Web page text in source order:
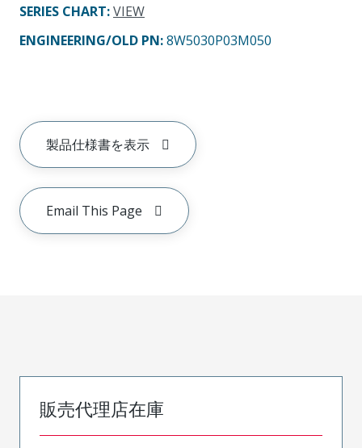
SERIES CHART:VIEW
ENGINEERING/OLD PN:8W5030P03M050
製品仕様書を表示
Email This Page
販売代理店在庫